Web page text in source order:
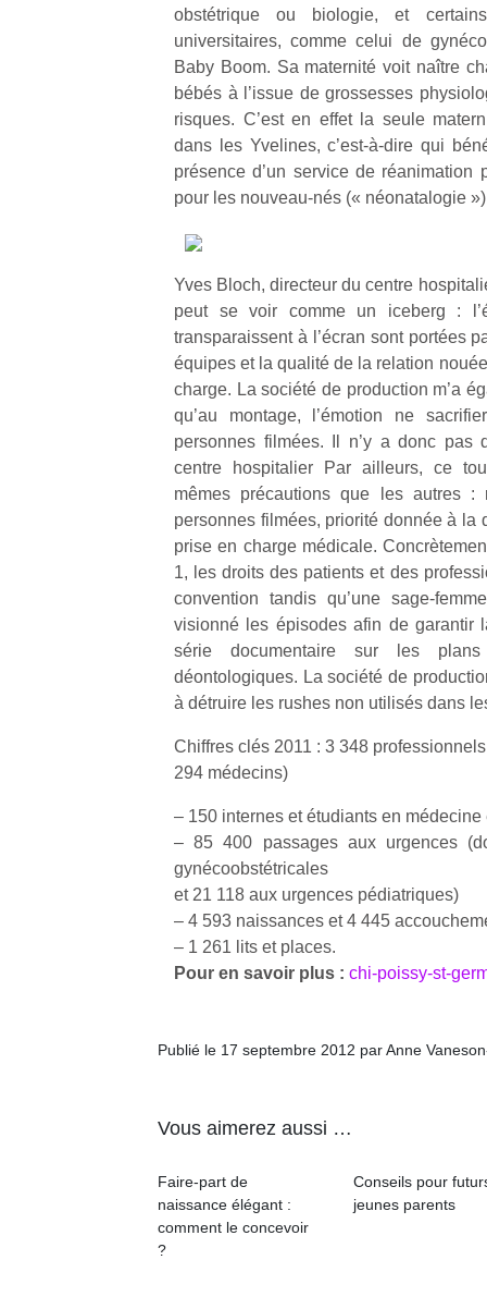
obstétrique ou biologie, et
universitaires, comme celui de
Baby Boom. Sa maternité voit naître
bébés à l’issue de grossesses
risques. C’est en effet la seule
dans les Yvelines, c’est-à-dire qui
présence d’un service de réanimation
pour les nouveau-nés (« néonatalogie
Yves Bloch, directeur du centre
peut se voir comme un iceberg :
transparaissent à l’écran sont portées
équipes et la qualité de la relation
charge. La société de production m’a
qu’au montage, l’émotion ne
personnes filmées. Il n’y a donc pas
centre hospitalier Par ailleurs, ce
mêmes précautions que les autres :
personnes filmées, priorité donnée à la
prise en charge médicale.
1, les droits des patients et des
convention tandis qu’une sage-
visionné les épisodes afin de garantir
série documentaire sur les
déontologiques. La société de
à détruire les rushes non utilisés dans
Chiffres clés 2011 : 3 348
294 médecins)
– 150 internes et étudiants en médecine
– 85 400 passages aux urgences
gynécoobstétricales
et 21 118 aux urgences pédiatriques)
– 4 593 naissances et 4 445
– 1 261 lits et places.
Pour en savoir plus : chi-poissy-st-
Publié le 17 septembre 2012 par Anne
Vous aimerez aussi …
Faire-part de
naissance élégant :
comment le concevoir
?
Conseils pour
jeunes parents